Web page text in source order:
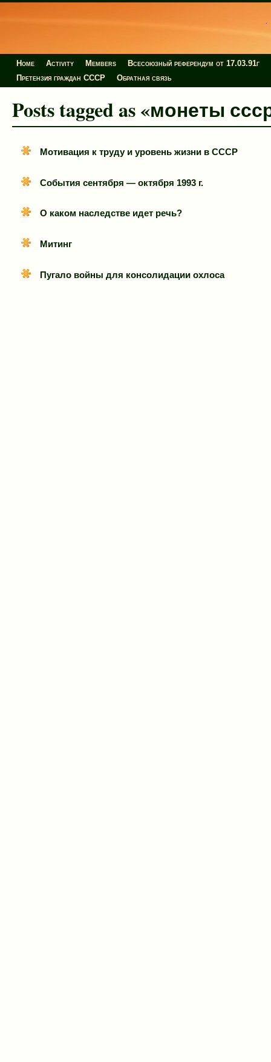
Home Activity Members Всесоюзный референдум от 17.03.91г
Претензия граждан СССР
Обратная связь
Posts tagged as «монеты
Мотивация к труду и уровень жизни в СССР
События сентября — октября 1993 г.
О каком наследстве идет речь?
Митинг
Пугало войны для консолидации охлоса